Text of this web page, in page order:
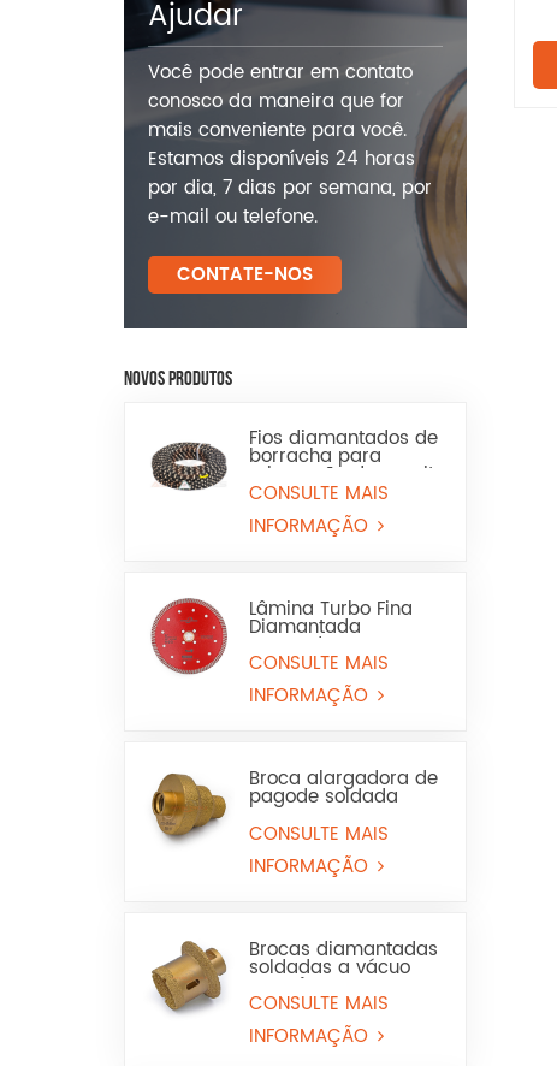
Ajudar
Você pode entrar em contato
conosco da maneira que for
mais conveniente para você.
Estamos disponíveis 24 horas
por dia, 7 dias por semana, por
e-mail ou telefone.
CONTATE-NOS
NOVOS PRODUTOS
Fios diamantados de
borracha para
mineração de granito
e arenito
CONSULTE MAIS
INFORMAÇÃO
Lâmina Turbo Fina
Diamantada
Prensada a Quente
para Granito e
Mármore (Uso a Seco
e Molhado)
CONSULTE MAIS
INFORMAÇÃO
Broca alargadora de
pagode soldada
para serra copo para
mármore ou
cerâmica
CONSULTE MAIS
INFORMAÇÃO
Brocas diamantadas
soldadas a vácuo
para furos em
porcelanato,
mármore e lavatório
CONSULTE MAIS
INFORMAÇÃO